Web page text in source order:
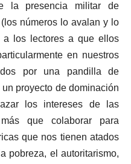
la presencia militar de
números lo avalan y lo
a los lectores a que ellos
en nuestros
por una pandilla de
proyecto de dominación
los intereses de las
que colaborar para
que nos tienen atados
pobreza, el autoritarismo,